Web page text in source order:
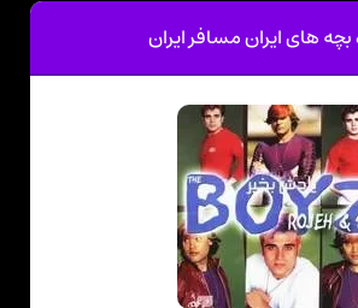
های ایران مسافر ایران